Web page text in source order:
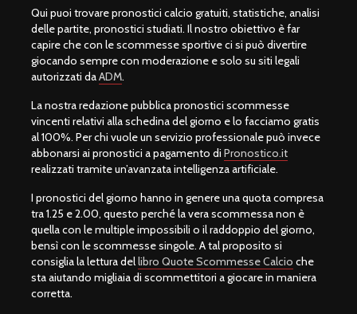
Qui puoi trovare pronostici calcio gratuiti, statistiche, analisi
delle partite, pronostici studiati. Il nostro obiettivo è far
capire che con le scommesse sportive ci si può divertire
giocando sempre con moderazione e solo su siti legali
autorizzati daADM.
La nostra redazione pubblica pronostici scommesse
vincenti relativi alla schedina del giorno e lo facciamo gratis
al 100%. Per chi vuole un servizio professionale può invece
abbonarsi ai pronostici a pagamento di Pronostico.it
realizzati tramite un’avanzata intelligenza artificiale.
I pronostici del giorno hanno in genere una quota compresa
tra 1.25 e 2.00, questo perché la vera scommessa non è
quella con le multiple impossibili o il raddoppio del giorno,
bensì con le scommesse singole. A tal proposito si
consiglia la lettura dellibro Quote Scommesse Calcio che
sta aiutando migliaia di scommettitori a giocare in maniera
corretta.